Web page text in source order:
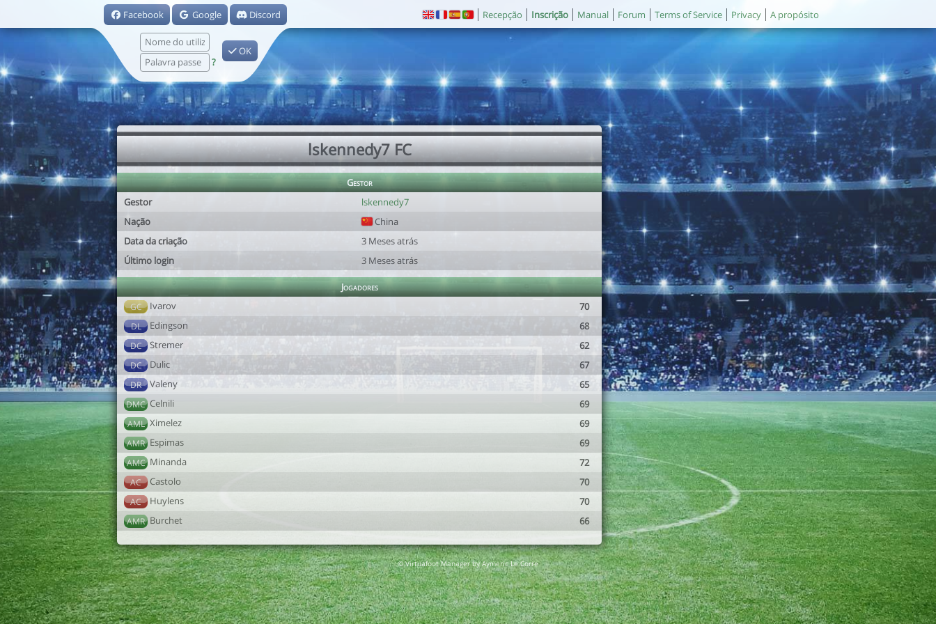
Facebook Google Discord
?
OK
Recepção Inscrição Manual Forum Terms of Service Privacy A propósito
lskennedy7 FC
Gestor
Gestor
lskennedy7
Nação
China
Data da criação
3 Meses atrás
Último login
3 Meses atrás
Jogadores
GC Ivarov 70
DL Edingson 68
DC Stremer 62
DC Dulic 67
DR Valeny 65
DMC Celnili 69
AML Ximelez 69
AMR Espimas 69
AMC Minanda 72
AC Castolo 70
AC Huylens 70
AMR Burchet 66
© Virtuafoot Manager by Aymeric Le Corre